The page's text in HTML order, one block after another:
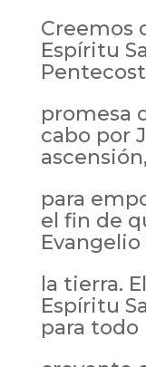
Creemos
Espíritu
promesa
cabo por
ascensión,
para
el fin de
la tierra.
Espíritu
para todo